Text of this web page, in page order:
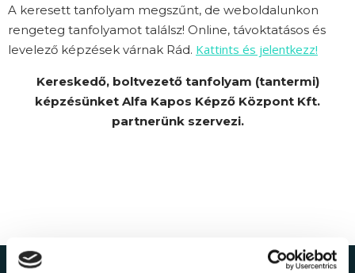
A keresett tanfolyam megszűnt, de weboldalunkon
rengeteg tanfolyamot találsz! Online, távoktatásos és
levelező képzések várnak Rád. Kattints és jelentkezz!
Kereskedő, boltvezető tanfolyam (tantermi)
képzésünket Alfa Kapos Képző Központ Kft.
partnerünk szervezi.